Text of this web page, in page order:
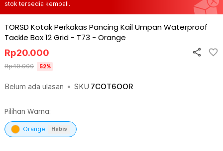
stok tersedia kembali.
TORSD Kotak Perkakas Pancing Kail Umpan Waterproof
Tackle Box 12 Grid - T73 - Orange
Belum ada ulasan • SKU 7COT6OOR
Rp20.000
Rp40.900 52%
Pilihan Warna:
Orange Habis